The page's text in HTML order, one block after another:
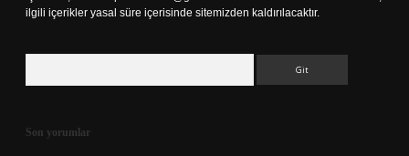
ilgili içerikler yasal süre içerisinde sitemizden kaldırılacaktır.
Son yorumlar